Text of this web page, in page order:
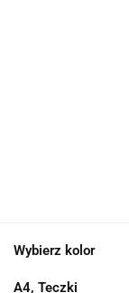
Wybierz kolor
A4, Teczki